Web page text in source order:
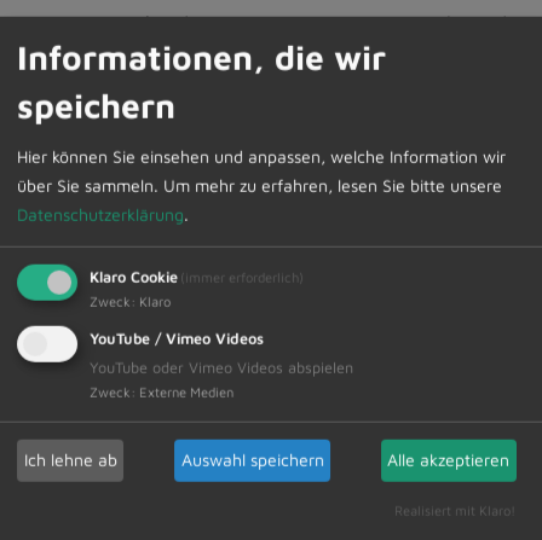
Am Mittwoch, den 24. Juni 2026, in Probstried,
Reicholzried und Schrattenbach.
Die Abfuhrtermine können im Internet unter
www.zak-kempten.deAktuelles, Termine, Abfuhrpläne
abgerufen werden.
Informationen, die wir
speichern
Hier können Sie einsehen und anpassen, welche Information wir
über Sie sammeln. Um mehr zu erfahren, lesen Sie bitte unsere
Datenschutzerklärung.
Klaro Cookie (immer erforderlich)
Zweck : Klaro
YouTube / Vimeo Videos
YouTube oder Vimeo Videos abspielen
Zweck : Externe Medien
Ich lehne ab Auswahl speichern Alle akzeptieren
Realisiert mit Klaro!